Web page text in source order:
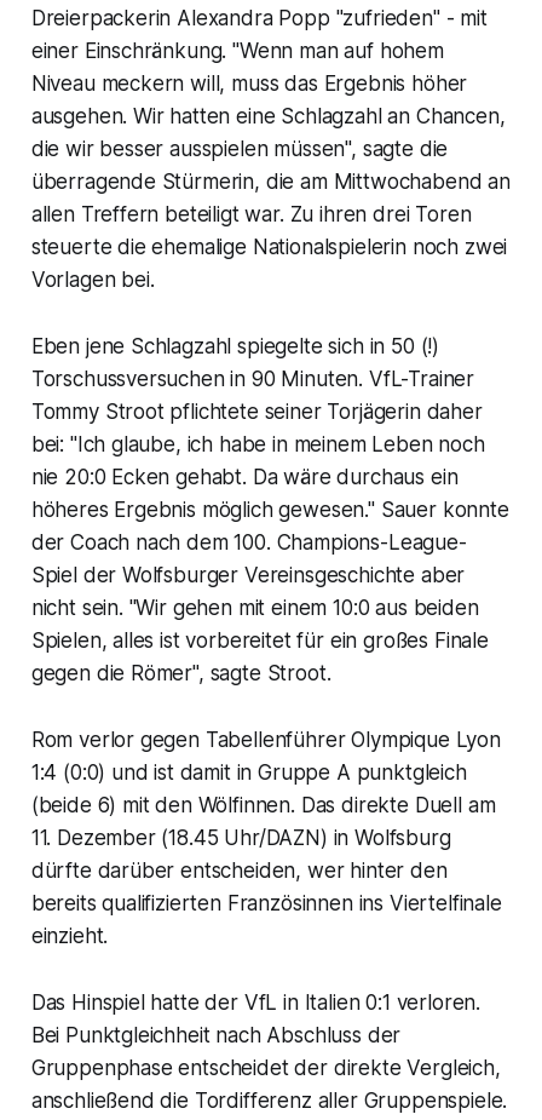
Dreierpackerin Alexandra Popp "zufrieden" - mit
einer Einschränkung. "Wenn man auf hohem
Niveau meckern will, muss das Ergebnis höher
ausgehen. Wir hatten eine Schlagzahl an Chancen,
die wir besser ausspielen müssen", sagte die
überragende Stürmerin, die am Mittwochabend an
allen Treffern beteiligt war. Zu ihren drei Toren
steuerte die ehemalige Nationalspielerin noch zwei
Vorlagen bei.
Eben jene Schlagzahl spiegelte sich in 50 (!)
Torschussversuchen in 90 Minuten. VfL-Trainer
Tommy Stroot pflichtete seiner Torjägerin daher
bei: "Ich glaube, ich habe in meinem Leben noch
nie 20:0 Ecken gehabt. Da wäre durchaus ein
höheres Ergebnis möglich gewesen." Sauer konnte
der Coach nach dem 100. Champions-League-
Spiel der Wolfsburger Vereinsgeschichte aber
nicht sein. "Wir gehen mit einem 10:0 aus beiden
Spielen, alles ist vorbereitet für ein großes Finale
gegen die Römer", sagte Stroot.
Rom verlor gegen Tabellenführer Olympique Lyon
1:4 (0:0) und ist damit in Gruppe A punktgleich
(beide 6) mit den Wölfinnen. Das direkte Duell am
11. Dezember (18.45 Uhr/DAZN) in Wolfsburg
dürfte darüber entscheiden, wer hinter den
bereits qualifizierten Französinnen ins Viertelfinale
einzieht.
Das Hinspiel hatte der VfL in Italien 0:1 verloren.
Bei Punktgleichheit nach Abschluss der
Gruppenphase entscheidet der direkte Vergleich,
anschließend die Tordifferenz aller Gruppenspiele.